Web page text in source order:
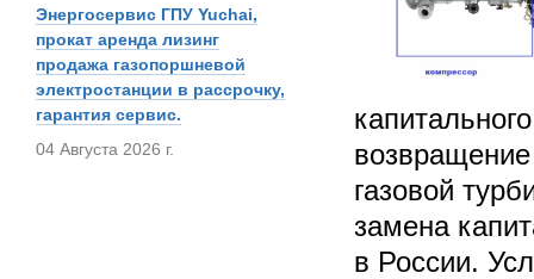
Энергосервис ГПУ Yuchai,
прокат аренда лизинг
продажа газопоршневой
электростанции в рассрочку,
гарантия сервис.
04 Августа 2026 г.
возвращение
газовой
замена
в России.